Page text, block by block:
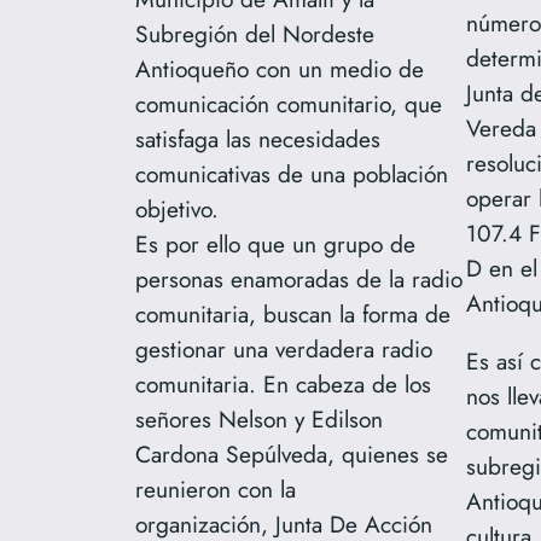
Subregión del Nordeste
Antioqueño con un medio de
comunicación comunitario, que
satisfaga las necesidades
comunicativas de una población
objetivo.
Es por ello que un grupo de
personas enamoradas de la radio
comunitaria, buscan la forma de
gestionar una verdadera radio
comunitaria. En cabeza de los
señores Nelson y Edilson
Cardona Sepúlveda, quienes se
reunieron con la
organización, Junta De Acción
Junta
operar
107.4
D en
Es así
nos